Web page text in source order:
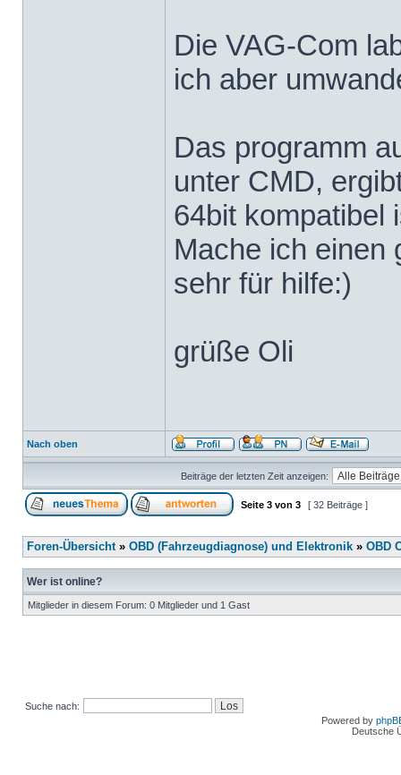
Die VAG-Com
ich aber
Das programm
unter CMD,
64bit kompatibel
Mache ich einen
sehr für hilfe:)
grüße Oli
Nach oben
Beiträge der letzten Zeit anzeigen:
Seite 3 von 3 [ 32 Beiträge ]
Foren-Übersicht» OBD (Fahrzeugdiagnose) und Elektronik » OBD
Wer ist online?
Mitglieder in diesem Forum: 0 Mitglieder und 1 Gast
Suche nach:
Powered by
Deutsche